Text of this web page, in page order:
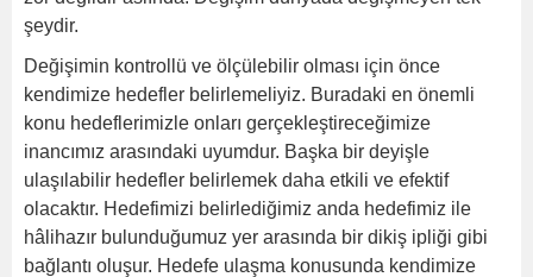
şeydir.
Değişimin kontrollü ve ölçülebilir olması için önce
kendimize hedefler belirlemeliyiz. Buradaki en önemli
konu hedeflerimizle onları gerçekleştireceğimize
inancımız arasındaki uyumdur. Başka bir deyişle
ulaşılabilir hedefler belirlemek daha etkili ve efektif
olacaktır. Hedefimizi belirlediğimiz anda hedefimiz ile
hâlihazır bulunduğumuz yer arasında bir dikiş ipliği gibi
bağlantı oluşur. Hedefe ulaşma konusunda kendimize